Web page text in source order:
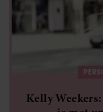
Kelly